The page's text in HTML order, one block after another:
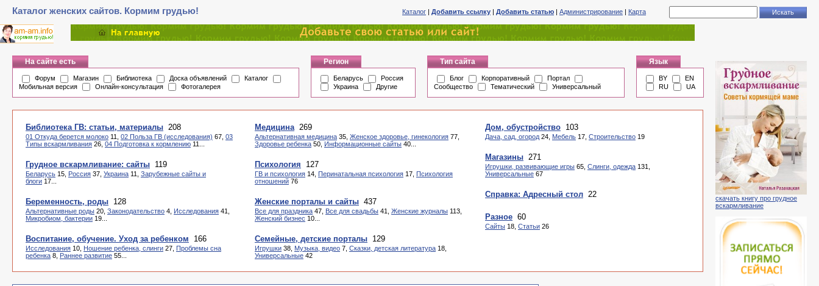
Каталог женских сайтов. Кормим грудью! Каталог | Добавить ссылку | Добавить статью | Администрирование | Карта
На сайте есть
Форум Магазин Библиотека Доска объявлений
Каталог
Мобильная версия
Онлайн-консультация Фотогалерея
Регион
Беларусь
Россия
Украина
Другие
Тип сайта
Блог Корпоративный
Портал
Сообщество
Тематический Универсальный
Язык
BY
EN
RU
UA
Библиотека ГВ: статьи, материалы 208
01 Откуда берется молоко 11, 02 Польза ГВ (исследования) 67, 03
Типы вскармливания 26, 04 Подготовка к кормлению 11...
Грудное вскармливание: сайты 119
Беларусь 15, Россия 37, Украина 11, Зарубежные сайты и
блоги 17...
Беременность, роды 128
Альтернативные роды 20, Законодательство 4, Исследования 41,
Микробиом, бактерии 19...
Воспитание, обучение. Уход за ребенком 166
Исследования 10, Ношение ребенка, слинги 27, Проблемы сна
ребенка 8, Раннее развитие 55...
Медицина 269
Альтернативная медицина 35, Женское здоровье, гинекология 77,
Здоровье ребенка 50, Информационные сайты 40...
Психология 127
ГВ и психология 14, Перинатальная психология 17, Психология
отношений 76
Женские порталы и сайты 437
Все для праздника 47, Все для свадьбы 41, Женские журналы 113,
Женский бизнес 10...
Семейные, детские порталы 129
Игрушки 38, Музыка, видео 7, Сказки, детская литература 18,
Универсальные 42
Дом, обустройство 103
Дача, сад, огород 24, Мебель 17, Строительство 19
Магазины 271
Игрушки, развивающие игры 65, Слинги, одежда 131,
Универсальные 67
Справка: Адресный стол 22
Разное 60
Сайты 18, Статьи 26
скачать книгу про грудное
вскармливание